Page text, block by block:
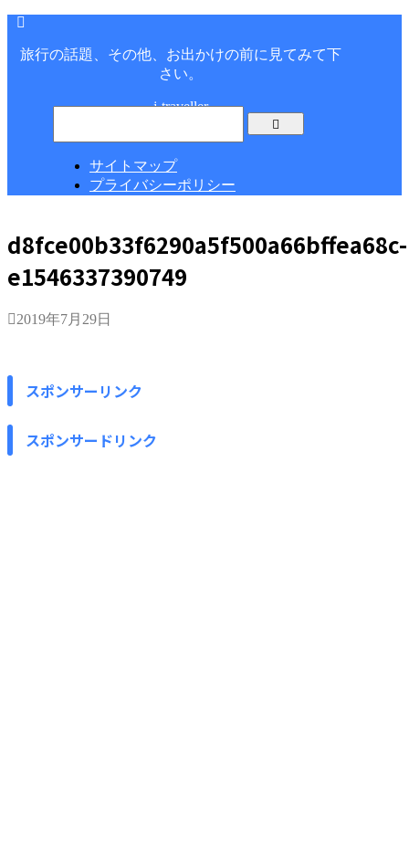
旅行の話題、その他、お出かけの前に見てみて下
さい。
j-traveller
サイトマップ
プライバシーポリシー
d8fce00b33f6290a5f500a66bffea68c-
e1546337390749
2019年7月29日
スポンサーリンク
スポンサードリンク